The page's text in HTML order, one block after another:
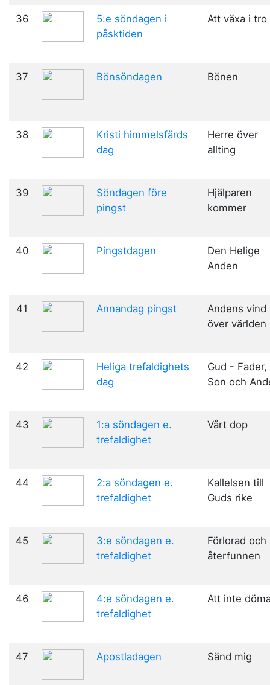
36
5:e söndagen i
påsktiden
Att växa i tro
37 Bönsöndagen Bönen
38
Kristi himmelsfärds
dag
Herre över
allting
39
Söndagen före
pingst
Hjälparen
kommer
40 Pingstdagen
Den Helige
Anden
41 Annandag pingst
Andens vind
över världen
42
Heliga trefaldighets
dag
Gud - Fader,
Son och
43
1:a söndagen e.
trefaldighet
Vårt dop
44
2:a söndagen e.
trefaldighet
Kallelsen till
Guds rike
45
3:e söndagen e.
trefaldighet
Förlorad och
återfunnen
46
4:e söndagen e.
trefaldighet
Att inte
47 Apostladagen Sänd mig